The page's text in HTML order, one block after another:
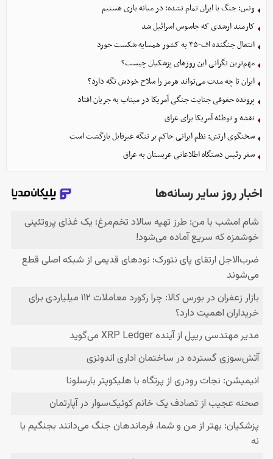
ونس: جنگ با ایران تمام نشده؛ در میانه بازی هستیم
کارمند ارشدی که جاسوس اسرائیل شد
انتقال جنگنده اف-۳۵ به کشور همسایه شکست خورد
مهم‌ترین نگرانی‌ این روزهای پزشکیان چیست؟
ایران تا چه مدت می‌تواند هرمز را سلاح خودش نگه دارد؟
پرونده حقوقی جنایت جنگی آمریکا در میناب به جریان افتاد
نقشه و توطئه آمریکا برای عراق
سخنگوی ارتش: نظم ایرانی حاکم بر تنگه غیرقابل بازگشت است
سفر رئیس دستگاه اطلاعاتی عربستان به عراق